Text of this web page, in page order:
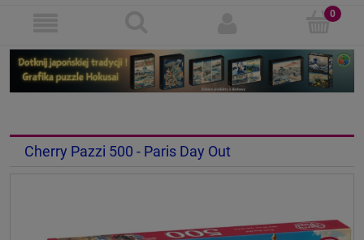
Cherry Pazzi 500 - Paris Day Out